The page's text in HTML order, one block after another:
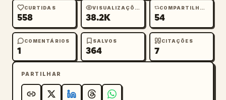
CURTIDAS
558
VISUALIZAÇÕES
38.2K
COMPARTILHAMENTOS
54
COMENTÁRIOS
1
SALVOS
364
CITAÇÕES
7
PARTILHAR